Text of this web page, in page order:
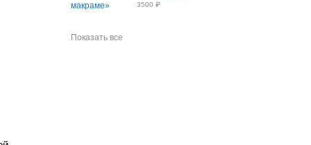
3500 ₽
Показать все